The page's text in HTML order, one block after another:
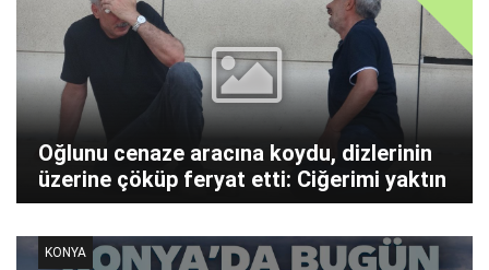
Oğlunu cenaze aracına koydu, dizlerinin
üzerine çöküp feryat etti: Ciğerimi yaktın
KONYA